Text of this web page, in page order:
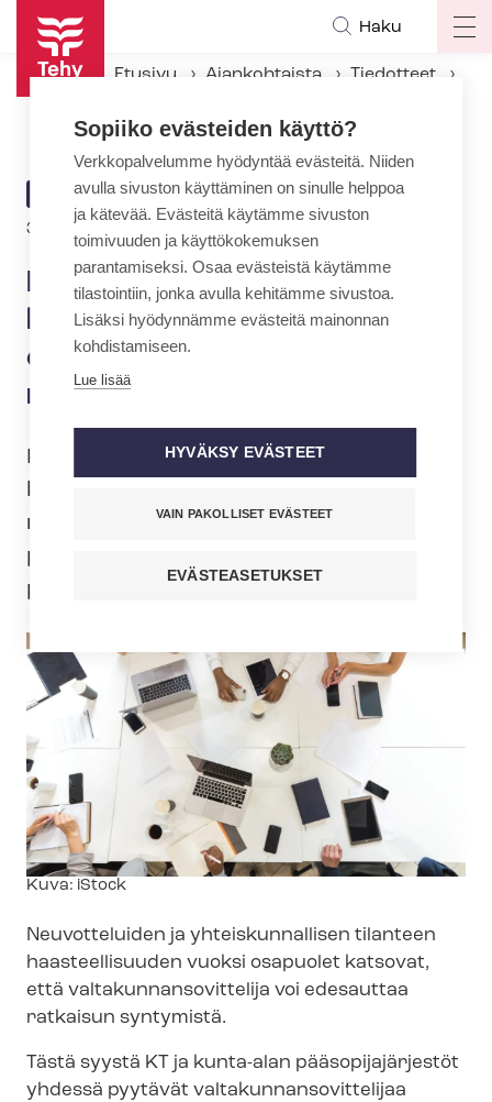
Hyppää
pääsisältöön
Haku
Etusivu Ajankohtaista
Tiedotteet
ARTIKKELIN
KATEGORIA
TIEDOTE
31.3.2020 | 13:45
Neu­vot­te­luos­a­puo­let: val­ta­
kun­nan­so­vit­te­li­ja voisi
edesauttaa kuntapuolen
ratkaisun syntymistä
Kunta-alan neu­vot­te­luos­a­puo­let ovat
käyneet tammikuusta lähtien tiiviitä
neuvotteluja uusista työ- ja vir­kaeh­to­so­
pi­muk­sis­ta ja kunnallisesta
pääsopimuksesta.
Kuvateksti
Kuva: iStock
Neuvotteluiden ja yhteiskunnallisen tilanteen
haasteellisuuden vuoksi osapuolet katsovat,
että val­ta­kun­nan­so­vit­te­li­ja voi edesauttaa
ratkaisun syntymistä.
Tästä syystä KT ja kunta-alan pää­so­pi­ja­jär­jes­töt
yhdessä pyytävät val­ta­kun­nan­so­vit­te­li­jaa
Sopiiko evästeiden käyttö?
Verkkopalvelumme hyödyntää evästeitä. Niiden
avulla sivuston käyttäminen on sinulle helppoa
ja kätevää. Evästeitä käytämme sivuston
toimivuuden ja käyttökokemuksen
parantamiseksi. Osaa evästeistä käytämme
tilastointiin, jonka avulla kehitämme sivustoa.
Lisäksi hyödynnämme evästeitä mainonnan
kohdistamiseen.
Lue lisää
HYVÄKSY EVÄSTEET
VAIN PAKOLLISET EVÄSTEET
EVÄSTEASETUKSET